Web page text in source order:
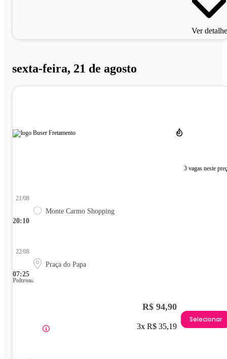
Ver
sexta-feira, 21 de agosto
3 vagas neste
20:10
21/08
Monte Carmo Shopping
07:25
22/08
Praça do Papa
Poltrona
R$ 94,90
3x R$ 35,19
Selecionar